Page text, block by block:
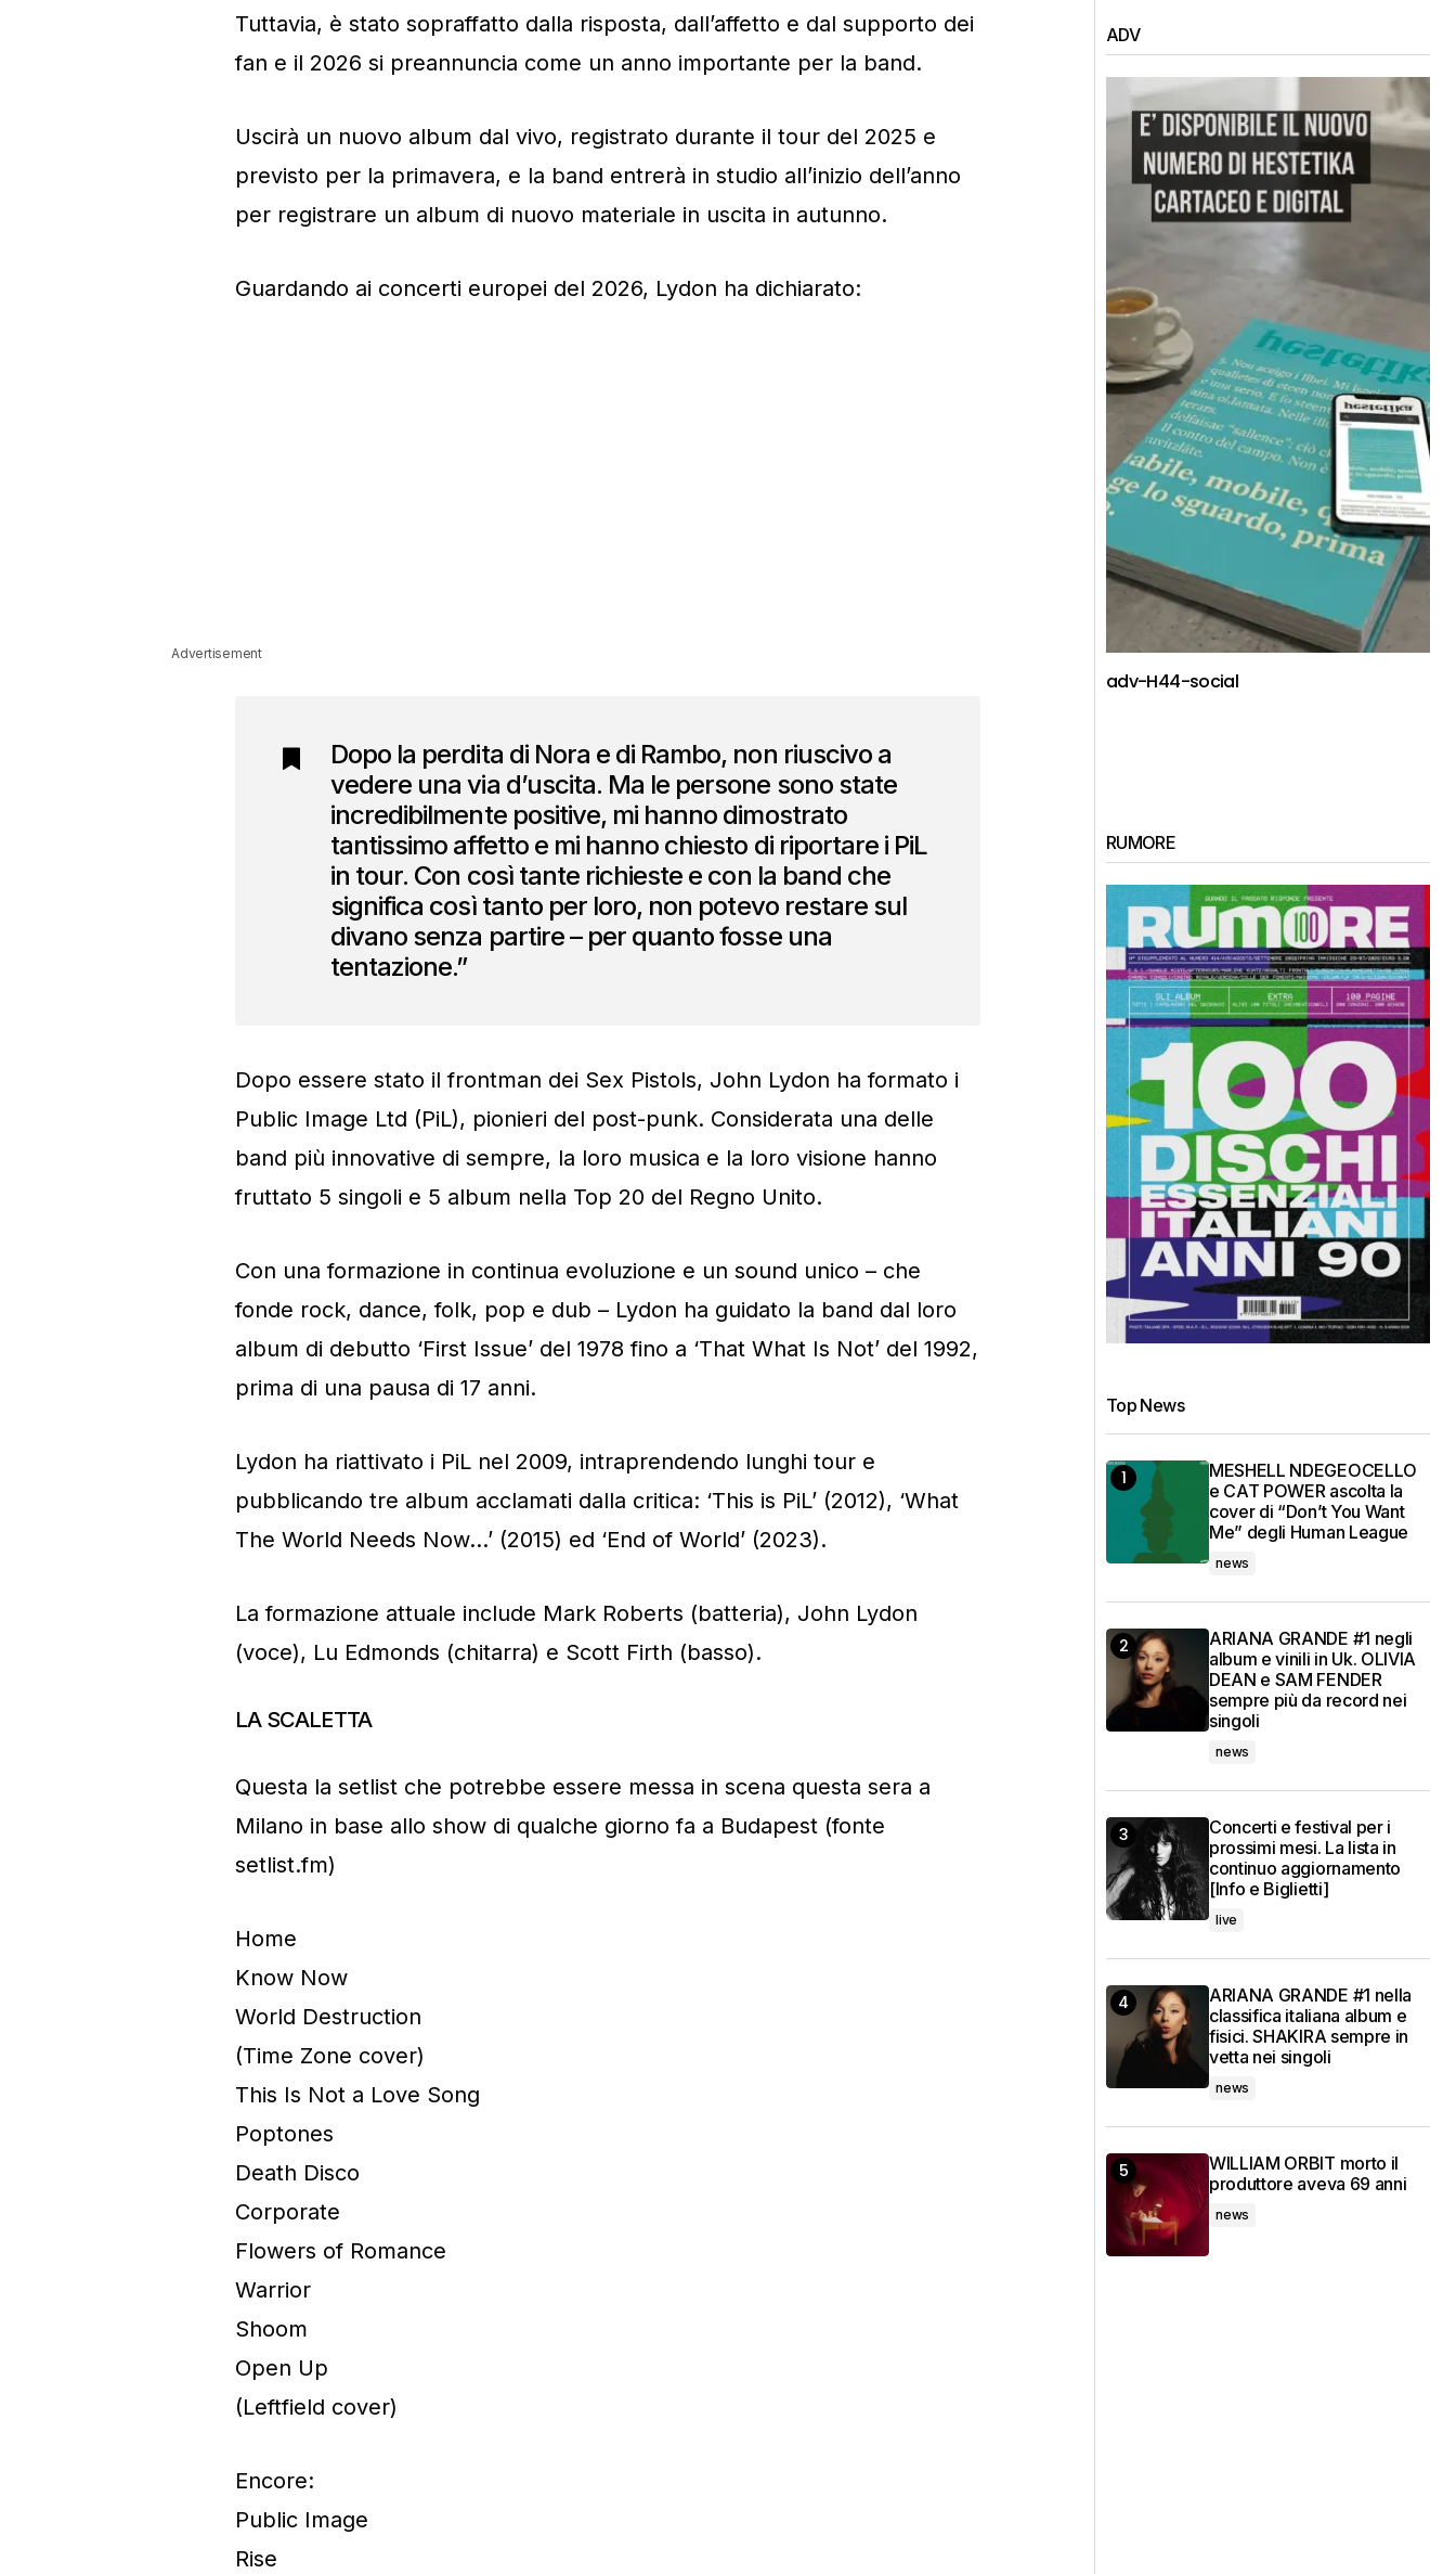
Tuttavia, è stato sopraffatto dalla risposta, dall’affetto e dal supporto dei
fan e il 2026 si preannuncia come un anno importante per la band.
Uscirà un nuovo album dal vivo, registrato durante il tour del 2025 e
previsto per la primavera, e la band entrerà in studio all’inizio dell’anno
per registrare un album di nuovo materiale in uscita in autunno.
Guardando ai concerti europei del 2026, Lydon ha dichiarato:
Advertisement
Dopo la perdita di Nora e di Rambo, non riuscivo a
vedere una via d’uscita. Ma le persone sono state
incredibilmente positive, mi hanno dimostrato
tantissimo affetto e mi hanno chiesto di riportare i PiL
in tour. Con così tante richieste e con la band che
significa così tanto per loro, non potevo restare sul
divano senza partire – per quanto fosse una
tentazione.”
Dopo essere stato il frontman dei Sex Pistols, John Lydon ha formato i
Public Image Ltd (PiL), pionieri del post-punk. Considerata una delle
band più innovative di sempre, la loro musica e la loro visione hanno
fruttato 5 singoli e 5 album nella Top 20 del Regno Unito.
Con una formazione in continua evoluzione e un sound unico – che
fonde rock, dance, folk, pop e dub – Lydon ha guidato la band dal loro
album di debutto ‘First Issue’ del 1978 fino a ‘That What Is Not’ del 1992,
prima di una pausa di 17 anni.
Lydon ha riattivato i PiL nel 2009, intraprendendo lunghi tour e
pubblicando tre album acclamati dalla critica: ‘This is PiL’ (2012), ‘What
The World Needs Now…’ (2015) ed ‘End of World’ (2023).
La formazione attuale include Mark Roberts (batteria), John Lydon
(voce), Lu Edmonds (chitarra) e Scott Firth (basso).
LA SCALETTA
Questa la setlist che potrebbe essere messa in scena questa sera a
Milano in base allo show di qualche giorno fa a Budapest (fonte
setlist.fm)
Home
Know Now
World Destruction
(Time Zone cover)
This Is Not a Love Song
Poptones
Death Disco
Corporate
Flowers of Romance
Warrior
Shoom
Open Up
(Leftfield cover)
Encore:
Public Image
Rise
ADV
adv-H44-social
RUMORE
Top News
MESHELL NDEGEOCELLO
e CAT POWER ascolta la
cover di “Don’t You Want
Me” degli Human League
news
ARIANA GRANDE #1 negli
album e vinili in Uk. OLIVIA
DEAN e SAM FENDER
sempre più da record nei
singoli
news
Concerti e festival per i
prossimi mesi. La lista in
continuo aggiornamento
[Info e Biglietti]
live
ARIANA GRANDE #1 nella
classifica italiana album e
fisici. SHAKIRA sempre in
vetta nei singoli
news
WILLIAM ORBIT morto il
produttore aveva 69 anni
news